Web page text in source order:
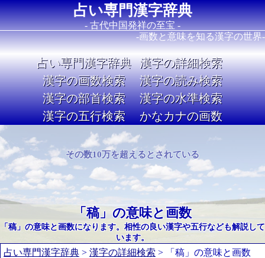
占い専門漢字辞典
- 古代中国発祥の至宝 -
-画数と意味を知る漢字の世界-
占い専門漢字辞典
漢字の詳細検索
漢字の画数検索
漢字の読み検索
漢字の部首検索
漢字の水準検索
漢字の五行検索
かなカナの画数
Image 02
その数10万を超えるとされている
「稿」の意味と画数
「稿」の意味と画数になります。相性の良い漢字や五行なども解説して
います。
占い専門漢字辞典 > 漢字の詳細検索 > 「稿」の意味と画数